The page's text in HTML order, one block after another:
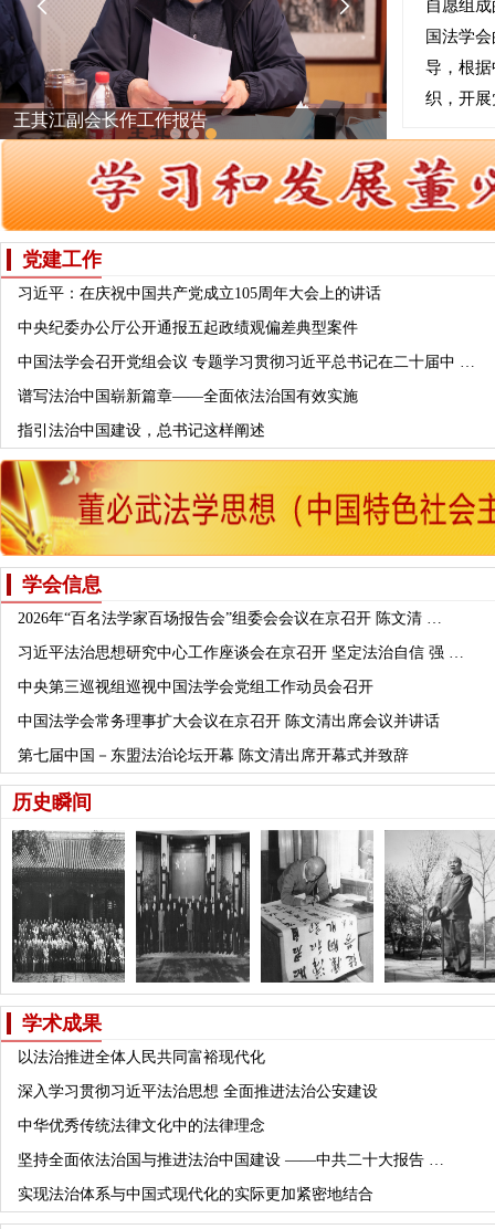
王其江副会长作工作报告
 
自愿组
国法学
导，根
织，开
党建工作
习近平：在庆祝中国共产党成立105周年大会上的讲话
中央纪委办公厅公开通报五起政绩观偏差典型案件
中国法学会召开党组会议 专题学习贯彻习近平总书记在二十届中 …
谱写法治中国崭新篇章——全面依法治国有效实施
指引法治中国建设，总书记这样阐述
学会信息
2026年“百名法学家百场报告会”组委会会议在京召开 陈文清 …
习近平法治思想研究中心工作座谈会在京召开 坚定法治自信 强 …
中央第三巡视组巡视中国法学会党组工作动员会召开
中国法学会常务理事扩大会议在京召开 陈文清出席会议并讲话
第七届中国－东盟法治论坛开幕 陈文清出席开幕式并致辞
历史瞬间
学术成果
以法治推进全体人民共同富裕现代化
深入学习贯彻习近平法治思想 全面推进法治公安建设
中华优秀传统法律文化中的法律理念
坚持全面依法治国与推进法治中国建设 ——中共二十大报告 …
实现法治体系与中国式现代化的实际更加紧密地结合